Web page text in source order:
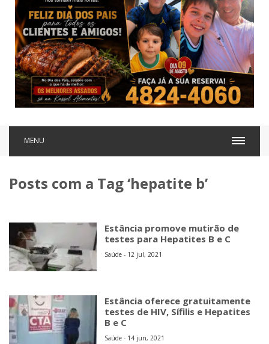
MENU
Posts com a Tag ‘hepatite b’
Estância promove mutirão de
testes para Hepatites B e C
Saúde - 12 jul, 2021
Estância oferece gratuitamente
testes de HIV, Sífilis e Hepatites
B e C
Saúde - 14 jun, 2021